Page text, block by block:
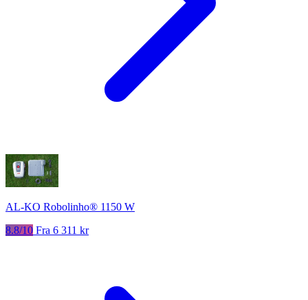
AL-KO Robolinho® 1150 W
8.8/10 Fra 6 311 kr